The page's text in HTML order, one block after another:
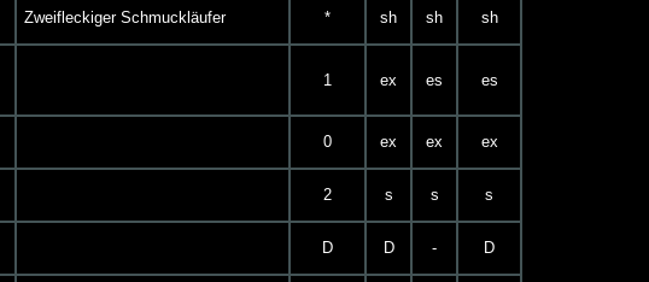
Zweifleckiger Schmuckläufer * sh sh sh
1 ex es es
0 ex ex ex
2 s s s
D D - D